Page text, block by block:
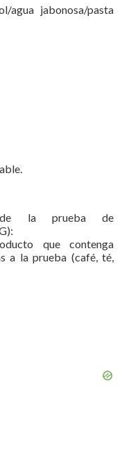
agua jabonosa/pasta
de la prueba de
que contenga
a la prueba (café, té,